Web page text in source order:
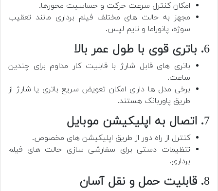
امکان کنترل سرعت حرکت و حساسیت محورها.
مجهز به حالت های مختلف فیلم برداری مانند تعقیب
سوژه، پانوراما و تایم لپس.
6. باتری قوی با طول عمر بالا
باتری های قابل شارژ با قابلیت کار مداوم برای چندین
ساعت.
برخی مدل ها دارای امکان تعویض سریع باتری یا شارژ از
طریق پاوربانک هستند.
7. اتصال به اپلیکیشن موبایل
کنترل از راه دور از طریق اپلیکیشن های مخصوص.
تنظیمات دستی برای سفارشی سازی حالت های فیلم
برداری.
8. قابلیت حمل و نقل آسان